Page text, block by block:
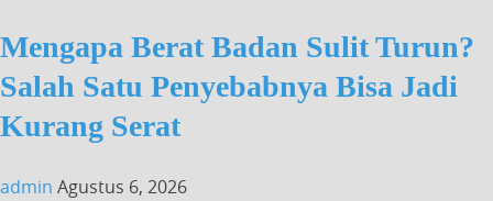
Mengapa Berat Badan Sulit Turun?
Salah Satu Penyebabnya Bisa Jadi
Kurang Serat
admin Agustus 6, 2026